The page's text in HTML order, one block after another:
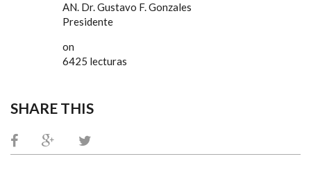
AN. Dr. Gustavo F. Gonzales
Presidente
on
6425 lecturas
SHARE THIS